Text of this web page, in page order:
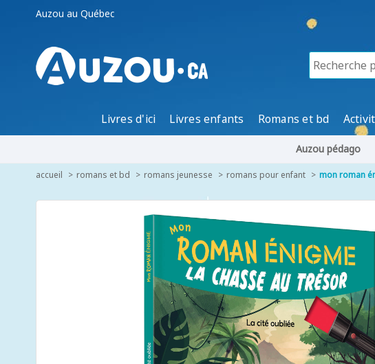
Auzou au Québec
Livres d'ici Livres enfants Romans et bd
Auzou pédago
accueil romans et bd romans jeunesse romans pour enfant mon roman